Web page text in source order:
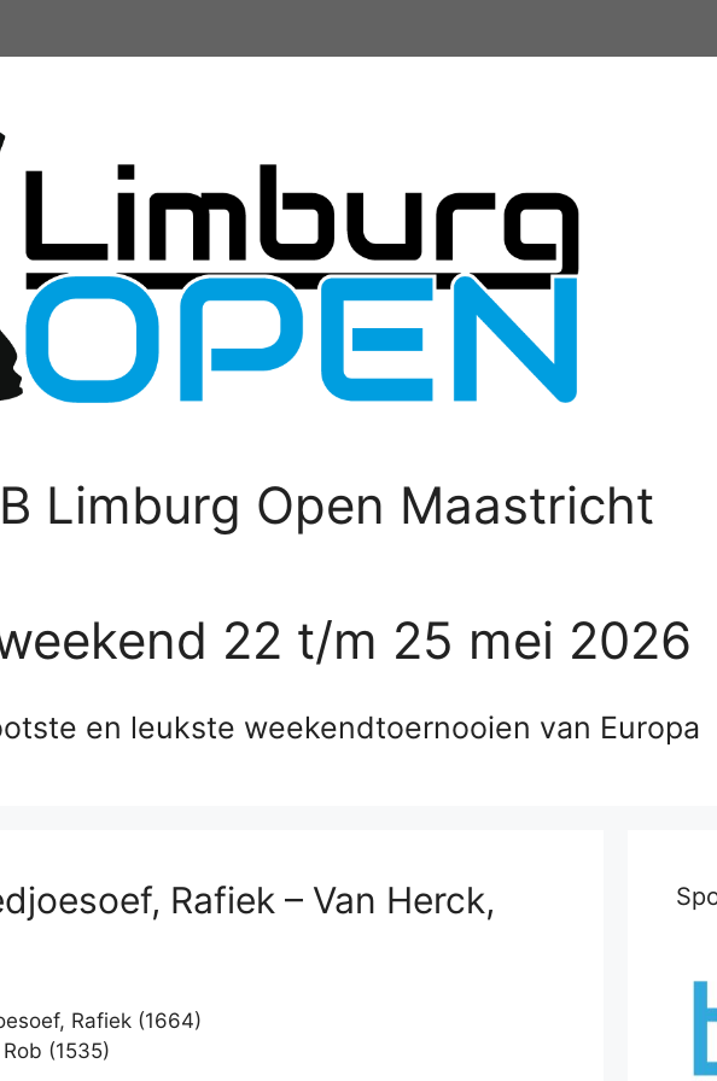
Limburg Open Maastricht
22 t/m 25 mei 2026
en leukste weekendtoernooien van Europa
Rafiek – Van Herck,
Rafiek (1664)
(1535)